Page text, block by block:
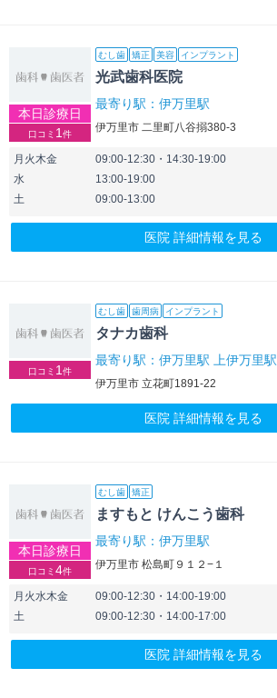
本日診療日
口コミ 1 件
むし歯 矯正 美容 インプラント
光武歯科医院
最寄り駅：伊万里駅
伊万里市 二里町八谷搦380-3
月火木金
09:00-12:30・14:30-19:00
水
13:00-19:00
土
09:00-13:00
医院 詳細情報を見る
口コミ 1 件
むし歯 歯周病 インプラント
タナカ歯科
最寄り駅：伊万里駅 上伊万里駅
伊万里市 立花町1891-22
医院 詳細情報を見る
本日診療日
口コミ 4件
むし歯 矯正
ますもと けんこう歯科
最寄り駅：伊万里駅
伊万里市 松島町９１２−１
月火水木金
09:00-12:30・14:00-19:00
土
09:00-12:30・14:00-17:00
医院 詳細情報を見る